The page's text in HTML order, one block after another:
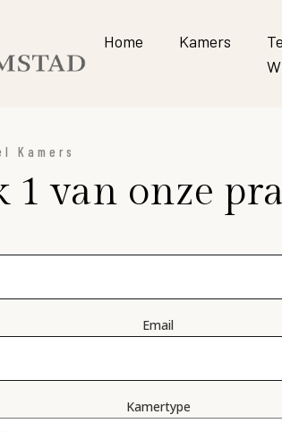
Home Kamers
Kamers
1 van onze
Email
Kamertype